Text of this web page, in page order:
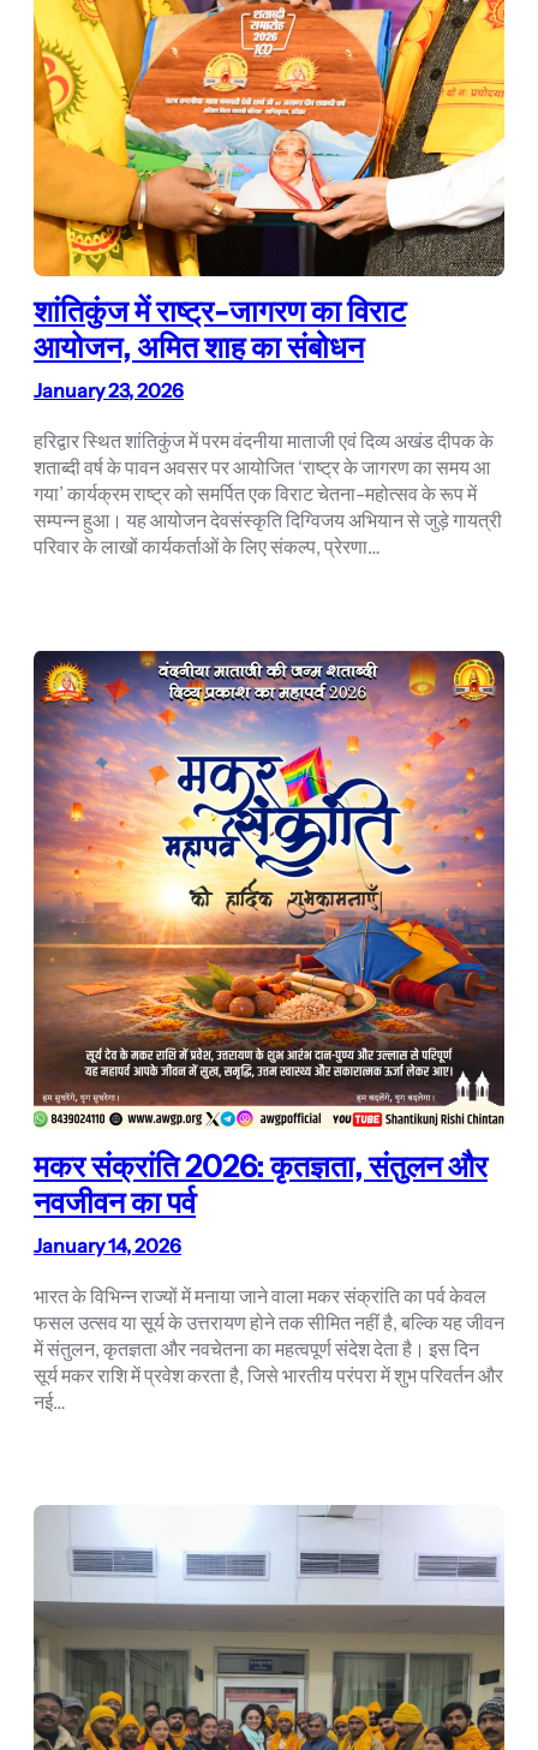
शांतिकुंज में राष्ट्र-जागरण का विराट
आयोजन, अमित शाह का संबोधन
January 23, 2026
हरिद्वार स्थित शांतिकुंज में परम वंदनीया माताजी एवं दिव्य अखंड दीपक के
शताब्दी वर्ष के पावन अवसर पर आयोजित ‘राष्ट्र के जागरण का समय आ
गया’ कार्यक्रम राष्ट्र को समर्पित एक विराट चेतना-महोत्सव के रूप में
सम्पन्न हुआ। यह आयोजन देवसंस्कृति दिग्विजय अभियान से जुड़े गायत्री
परिवार के लाखों कार्यकर्ताओं के लिए संकल्प, प्रेरणा…
मकर संक्रांति 2026: कृतज्ञता, संतुलन और
नवजीवन का पर्व
January 14, 2026
भारत के विभिन्न राज्यों में मनाया जाने वाला मकर संक्रांति का पर्व केवल
फसल उत्सव या सूर्य के उत्तरायण होने तक सीमित नहीं है, बल्कि यह जीवन
में संतुलन, कृतज्ञता और नवचेतना का महत्वपूर्ण संदेश देता है। इस दिन
सूर्य मकर राशि में प्रवेश करता है, जिसे भारतीय परंपरा में शुभ परिवर्तन और
नई…